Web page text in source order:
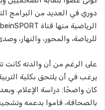
دوري في العديد من البرامج
للرياضة، والمحور، والنهار،
على الرغم من أن والدته كانت
يرغب في أن يلتحق بكلية
كان واضحًا: دراسة الإعلام.
بالصحافة، قاموا بدعمه